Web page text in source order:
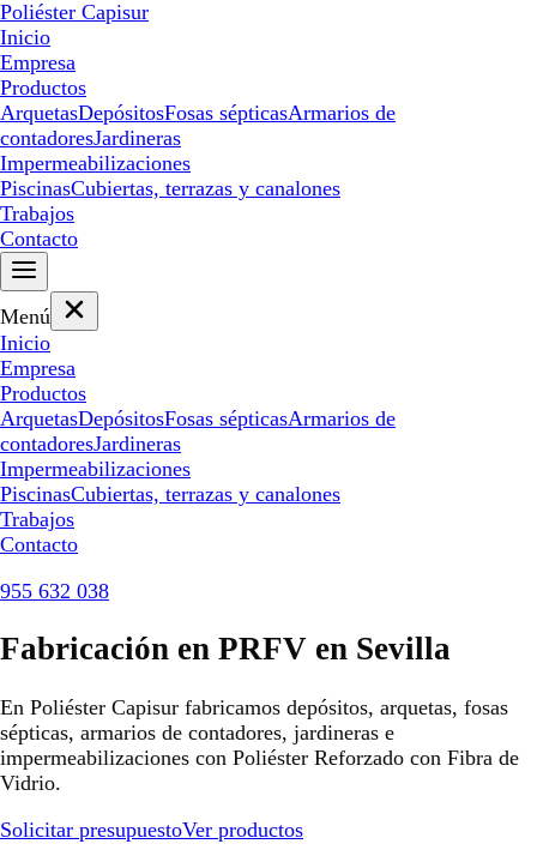
Poliéster Capisur
Inicio
Empresa
Productos
ArquetasDepósitosFosas sépticasArmarios de
contadoresJardineras
Impermeabilizaciones
PiscinasCubiertas, terrazas y canalones
Trabajos
Contacto
Menú
Inicio
Empresa
Productos
ArquetasDepósitosFosas sépticasArmarios de
contadoresJardineras
Impermeabilizaciones
PiscinasCubiertas, terrazas y canalones
Trabajos
Contacto
955 632 038
Fabricación en PRFV en Sevilla
En Poliéster Capisur fabricamos depósitos, arquetas, fosas
sépticas, armarios de contadores, jardineras e
impermeabilizaciones con Poliéster Reforzado con Fibra de
Vidrio.
Solicitar presupuestoVer productos